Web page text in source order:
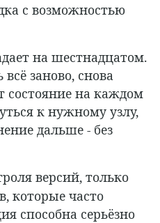
с возможностью
на шестнадцатом.
заново, снова
состояние на каждом
к нужному узлу,
дальше - без
версий, только
которые часто
способна серьёзно